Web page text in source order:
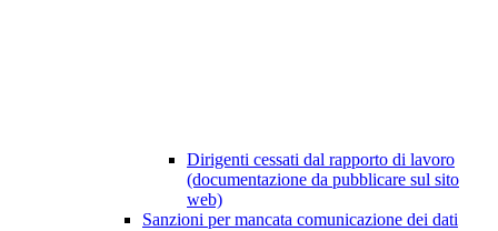
Dirigenti cessati dal rapporto di lavoro
(documentazione da pubblicare sul sito
web)
Sanzioni per mancata comunicazione dei dati